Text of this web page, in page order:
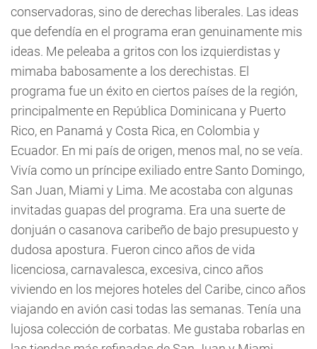
conservadoras, sino de derechas liberales. Las ideas
que defendía en el programa eran genuinamente mis
ideas. Me peleaba a gritos con los izquierdistas y
mimaba babosamente a los derechistas. El
programa fue un éxito en ciertos países de la región,
principalmente en República Dominicana y Puerto
Rico, en Panamá y Costa Rica, en Colombia y
Ecuador. En mi país de origen, menos mal, no se veía.
Vivía como un príncipe exiliado entre Santo Domingo,
San Juan, Miami y Lima. Me acostaba con algunas
invitadas guapas del programa. Era una suerte de
donjuán o casanova caribeño de bajo presupuesto y
dudosa apostura. Fueron cinco años de vida
licenciosa, carnavalesca, excesiva, cinco años
viviendo en los mejores hoteles del Caribe, cinco años
viajando en avión casi todas las semanas. Tenía una
lujosa colección de corbatas. Me gustaba robarlas en